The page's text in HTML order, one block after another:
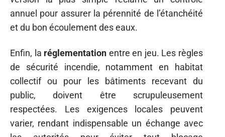
annuel pour assurer la pérennité de l’étanchéité
et du bon écoulement des eaux.
Enfin, la réglementation entre en jeu. Les règles
de sécurité incendie, notamment en habitat
collectif ou pour les bâtiments recevant du
public, doivent être scrupuleusement
respectées. Les exigences locales peuvent
varier, rendant indispensable un échange avec